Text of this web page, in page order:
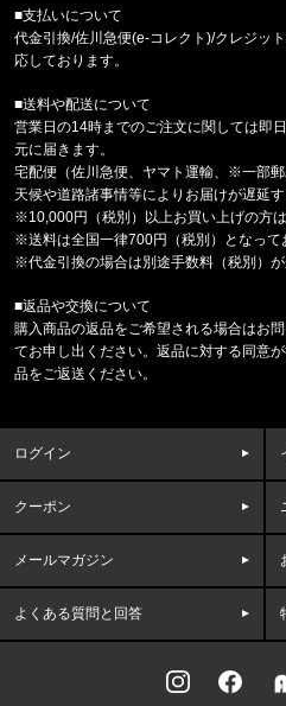
東京都のお客様ご注文あ
福岡県のお客様ご注文あ
サーモンパスキャップ
福岡県のお客様ご注文あり
CALVIN KLEIN/カルバンクラ
福岡県のお客様ご注文あ
COLUMBIA/コロンビア
フリーザーゼロII アームス
47 Brand/フォーティーセブ
'47 クリーンナップ キャッ
THE NORTH FACE/ノース
M CAMPING RELAXED
福岡県のお客様ご注文あ
M PLANT & FLORA
■支払いについて
代金引換/佐川急便(e-コレクト)/クレジッ
応しております。
■送料や配送について
営業日の14時までのご注文に関しては即
元に届きます。
宅配便（佐川急便、ヤマト運輸、※一部郵
天候や道路諸事情等によりお届けが遅延す
※10,000円（税別）以上お買い上げの方は
※送料は全国一律700円（税別）となって
※代金引換の場合は別途手数料（税別）が
■返品や交換について
購入商品の返品をご希望される場合はお
てお申し出ください。返品に対する同意
品をご返送ください。
ログイン
クーポン
メールマガジン
よくある質問と回答